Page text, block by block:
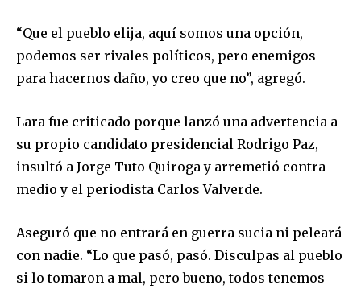
“Que el pueblo elija, aquí somos una opción,
podemos ser rivales políticos, pero enemigos
para hacernos daño, yo creo que no”, agregó.
Lara fue criticado porque lanzó una advertencia a
su propio candidato presidencial Rodrigo Paz,
insultó a Jorge Tuto Quiroga y arremetió contra
medio y el periodista Carlos Valverde.
Aseguró que no entrará en guerra sucia ni peleará
con nadie. “Lo que pasó, pasó. Disculpas al pueblo
si lo tomaron a mal, pero bueno, todos tenemos